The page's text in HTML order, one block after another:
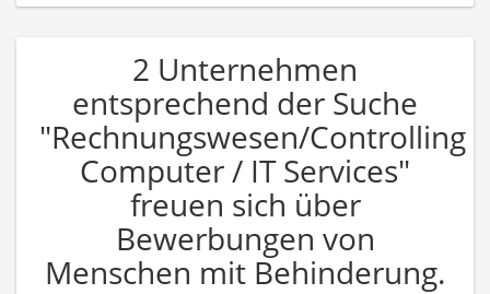
2 Unternehmen
entsprechend der Suche
"Rechnungswesen/Controlling
Computer / IT Services"
freuen sich über
Bewerbungen von
Menschen mit Behinderung.